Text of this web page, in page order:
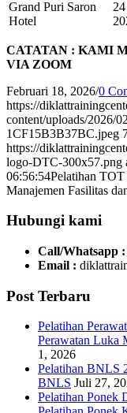
Grand Puri Saron
Hotel
CATATAN : KAMI
VIA ZOOM
Februari 18, 2026/0
https://
content/uploads/2026/
1CF15B3B37BC.jpeg
https://
logo-DTC-300x57.png
06:56:54Pelatihan
Manajemen Fasilitas
Hubungi kami
Call/Whatsapp :
Email :
Post Terbaru
Pelatihan
Perawatan Luka
1, 2026
Pelatihan BNLS
BNLS Juli 27,
Pelatihan Ponek